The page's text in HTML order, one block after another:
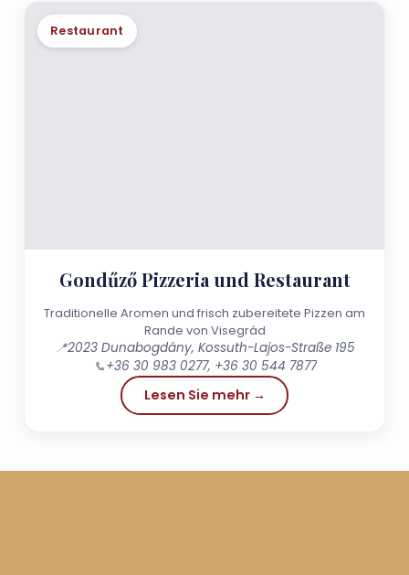
Restaurant
Gondűző Pizzeria und Restaurant
Traditionelle Aromen und frisch zubereitete Pizzen am
Rande von Visegrád
📍2023 Dunabogdány, Kossuth-Lajos-Straße 195
📞+36 30 983 0277, +36 30 544 7877
Lesen Sie mehr →